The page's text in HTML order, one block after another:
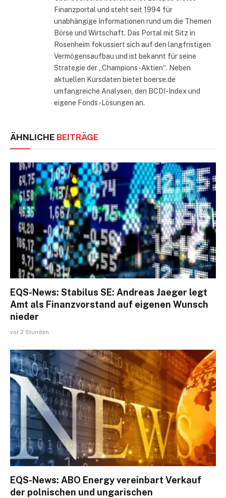
Finanzportal und steht seit 1994 für
unabhängige Informationen rund um die Themen
Börse und Wirtschaft. Das Portal mit Sitz in
Rosenheim fokussiert sich auf den langfristigen
Vermögensaufbau und ist bekannt für seine
Strategie der „Champions-Aktien“. Neben
aktuellen Kursdaten bietet boerse.de
umfangreiche Analysen, den BCDI-Index und
eigene Fonds-Lösungen an.
ÄHNLICHE BEITRÄGE
EQS-News: Stabilus SE: Andreas Jaeger legt
Amt als Finanzvorstand auf eigenen Wunsch
nieder
vor 2 Stunden
EQS-News: ABO Energy vereinbart Verkauf
der polnischen und ungarischen